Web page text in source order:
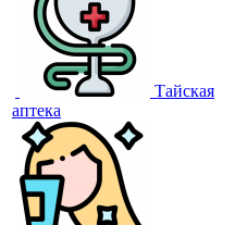
Тайская
аптека